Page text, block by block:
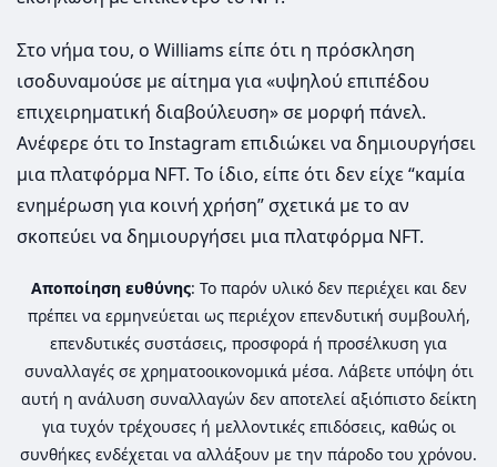
Στο νήμα του, ο Williams είπε ότι η πρόσκληση
ισοδυναμούσε με αίτημα για «υψηλού επιπέδου
επιχειρηματική διαβούλευση» σε μορφή πάνελ.
Ανέφερε ότι το Instagram επιδιώκει να δημιουργήσει
μια πλατφόρμα NFT. Το ίδιο, είπε ότι δεν είχε “καμία
ενημέρωση για κοινή χρήση” σχετικά με το αν
σκοπεύει να δημιουργήσει μια πλατφόρμα NFT.
Αποποίηση ευθύνης: Το παρόν υλικό δεν περιέχει και δεν
πρέπει να ερμηνεύεται ως περιέχον επενδυτική συμβουλή,
επενδυτικές συστάσεις, προσφορά ή προσέλκυση για
συναλλαγές σε χρηματοοικονομικά μέσα. Λάβετε υπόψη ότι
αυτή η ανάλυση συναλλαγών δεν αποτελεί αξιόπιστο δείκτη
για τυχόν τρέχουσες ή μελλοντικές επιδόσεις, καθώς οι
συνθήκες ενδέχεται να αλλάξουν με την πάροδο του χρόνου.